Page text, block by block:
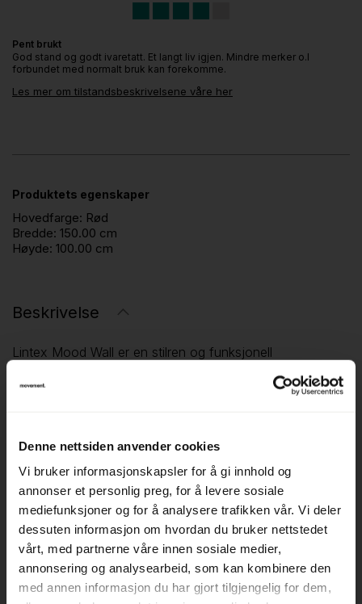
Denne nettsiden anvender cookies
Vi bruker informasjonskapsler for å gi innhold og
annonser et personlig preg, for å levere sosiale
mediefunksjoner og for å analysere trafikken vår. Vi deler
dessuten informasjon om hvordan du bruker nettstedet
vårt, med partnerne våre innen sosiale medier,
annonsering og analysearbeid, som kan kombinere den
med annen informasjon du har gjort tilgjengelig for dem,
Pent brukt
God stand og godt ivaretatt. Et langt liv igjen. Mindre merker o.l
forbundet med normalt bruk kan forekomme.
Les mer om tilstandsbeskrivelsene våre her
Produktets egenskaper
Hovedfarge: Rød
Bredde: 150.00 cm
Høyde: 100.00 cm
Beskrivelse
Lintex Mood Wall er en stilren og funksjonell
glasskrivetavle med en rammeløs design som passer
perfekt i moderne kontormiljøer. Med en størrelse på
og idéutvikling. Den magnetiske glassoverflaten gjør det
enkelt å feste dokumenter, samtidig som den er enkel å
rengjøre og gir en jevn skriveopplevelse.
✅ Stor skriveflate – 150x100 cm for bedre oversikt og
mer plass til idémyldring.
✅ Magnetisk og slitesterk – Fest notater og dokumenter
direkte på tavlen.
✅ Elegant og moderne – Rammeløst design for en ren og